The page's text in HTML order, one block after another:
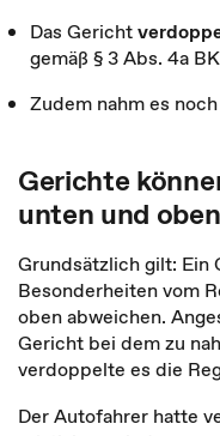
Das Gericht
gemäß § 3 Abs. 4a
Zudem nahm es
Gerichte
unten und
Grundsätzlich gilt: Ein
Besonderheiten vom
oben abweichen.
Gericht bei dem zu
verdoppelte es die
Der Autofahrer hatte